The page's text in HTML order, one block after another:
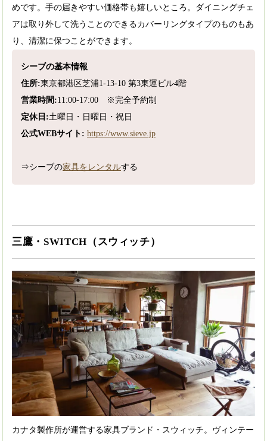
めです。手の届きやすい価格帯も嬉しいところ。ダイニングチェ
アは取り外して洗うことのできるカバーリングタイプのものもあ
り、清潔に保つことができます。
シーブの基本情報
住所:東京都港区芝浦1-13-10 第3東運ビル4階
営業時間:11:00-17:00 ※完全予約制
定休日:土曜日・日曜日・祝日
公式WEBサイト: https://www.sieve.jp
⇒シーブの家具をレンタルする
三鷹・SWITCH（スウィッチ）
カナタ製作所が運営する家具ブランド・スウィッチ。ヴィンテー